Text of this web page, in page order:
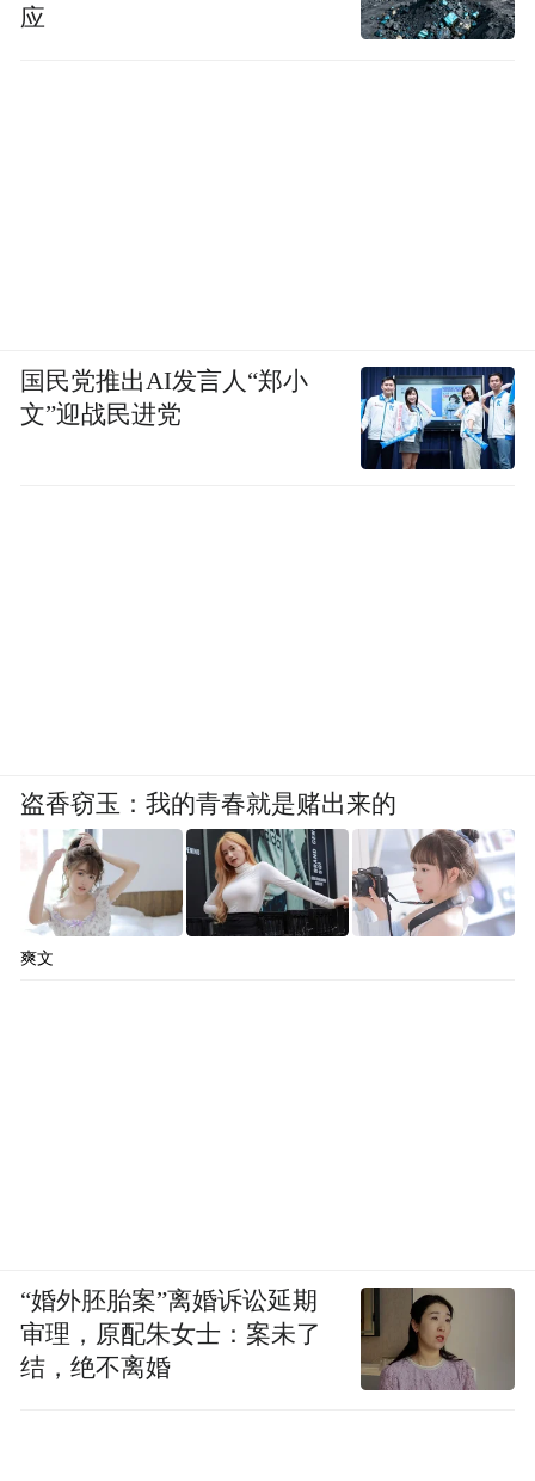
应
国民党推出AI发言人“郑小
文”迎战民进党
盗香窃玉：我的青春就是赌出来的
爽文
“婚外胚胎案”离婚诉讼延期
审理，原配朱女士：案未了
结，绝不离婚